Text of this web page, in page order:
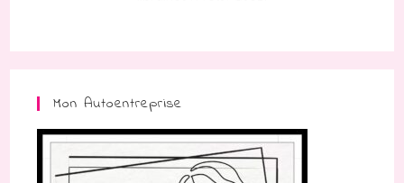
Mon Autoentreprise